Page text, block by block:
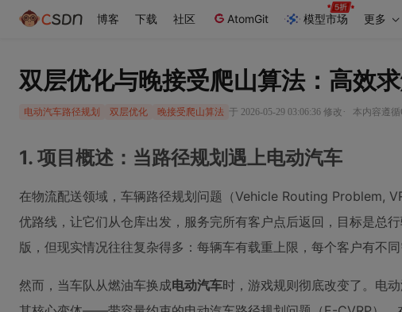
博客 下载 社区 AtomGit 模型市场 更多
双层优化与晚接受爬山算法：高效
电动汽车路径规划 双层优化 晚接受爬山算法 于 2026-05-29 03:06:36 修改 · 本内容遵循
1. 项目概述：当路径规划遇上电动汽车
在物流配送领域，车辆路径规划问题（Vehicle Routing Problem,
优路线，让它们从仓库出发，服务完所有客户点后返回，目标是总
版，但现实情况往往复杂得多：每辆车有载重上限，每个客户有不同
然而，当车队从燃油车换成电动汽车时，游戏规则彻底改变了。电